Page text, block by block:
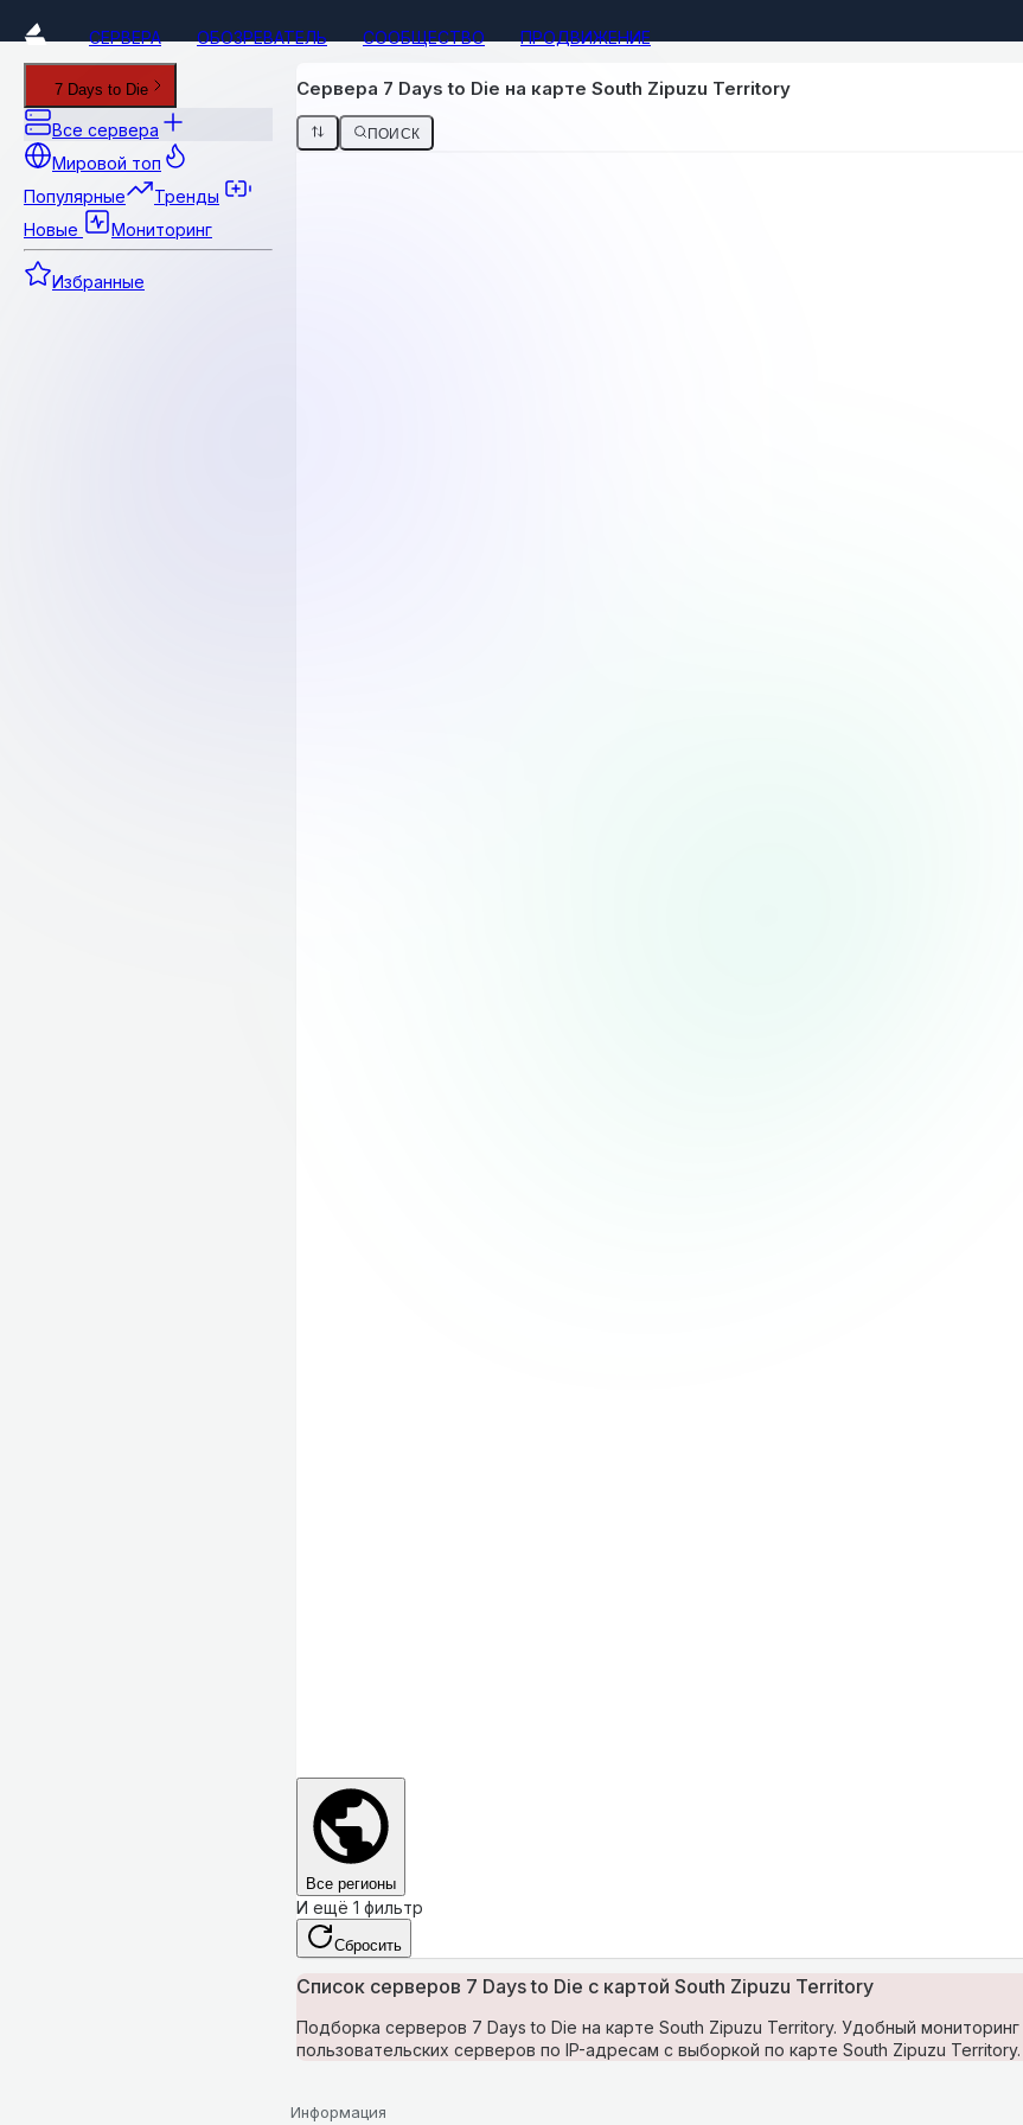
СЕРВЕРА ОБОЗРЕВАТЕЛЬ СООБЩЕСТВО ПРОДВИЖЕНИЕ
7 Days to Die
Все сервера
Мировой топ
Популярные
Тренды
Новые
Мониторинг
Избранные
Сервера 7 Days to Die на карте South Zipuzu Territory
ПОИСК
Все регионы
И ещё 1 фильтр
Сбросить
Список серверов 7 Days to Die с картой South Zipuzu Territory
Подборка серверов 7 Days to Die на карте South Zipuzu Territory. Удобный мониторинг
пользовательских серверов по IP-адресам с выборкой по карте South Zipuzu Territory.
Информация